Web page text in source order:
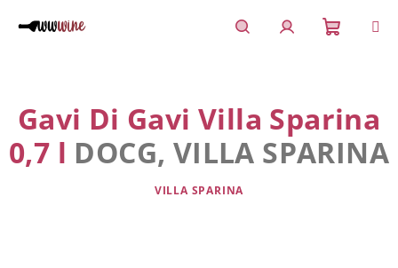
košík
Gavi Di Gavi Villa Sparina
0,7 l DOCG, VILLA SPARINA
VILLA SPARINA